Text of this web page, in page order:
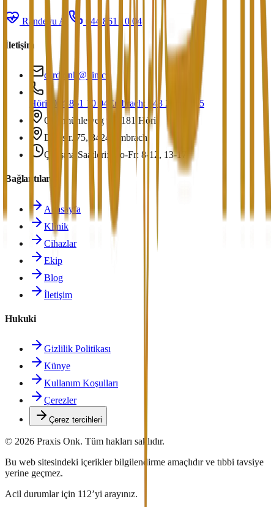
Randevu Al 044 861 10 04
İletişim
cardionk@hin.ch
Höri: 044 861 10 04 Embrach: 043 266 67 15
Obermühleweg 9, 8181 Höri
Dorfstr. 75, 8424 Embrach
Çalışma Saatleri: Mo-Fr: 8-12, 13-17
Bağlantılar
Anasayfa
Klinik
Cihazlar
Ekip
Blog
İletişim
Hukuki
Gizlilik Politikası
Künye
Kullanım Koşulları
Çerezler
Çerez tercihleri
© 2026 Praxis Onk. Tüm hakları saklıdır.
Bu web sitesindeki içerikler bilgilendirme amaçlıdır ve tıbbi tavsiye
yerine geçmez.
Acil durumlar için 112’yi arayınız.